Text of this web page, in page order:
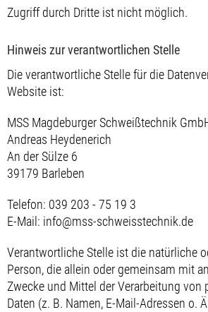
Zugriff durch Dritte ist nicht möglich.
Hinweis zur verantwortlichen Stelle
Die verantwortliche Stelle für die
Website ist:
MSS Magdeburger Schweißtechnik
Andreas Heydenerich
An der Sülze 6
39179 Barleben
Telefon: 039 203 - 75 19 3
E-Mail: info@mss-schweisstechnik.de
Verantwortliche Stelle ist die natürliche
Person, die allein oder gemeinsam mit
Zwecke und Mittel der Verarbeitung von
Daten (z. B. Namen, E-Mail-Adressen o.